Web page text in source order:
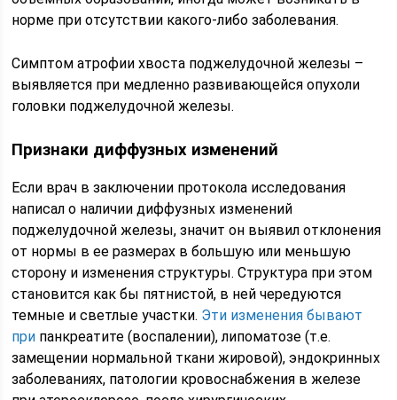
норме при отсутствии какого-либо заболевания.
Симптом атрофии хвоста поджелудочной железы –
выявляется при медленно развивающейся опухоли
головки поджелудочной железы.
Признаки диффузных изменений
Если врач в заключении протокола исследования
написал о наличии диффузных изменений
поджелудочной железы, значит он выявил отклонения
от нормы в ее размерах в большую или меньшую
сторону и изменения структуры. Структура при этом
становится как бы пятнистой, в ней чередуются
темные и светлые участки. Эти изменения бывают
при панкреатите (воспалении), липоматозе (т.е.
замещении нормальной ткани жировой), эндокринных
заболеваниях, патологии кровоснабжения в железе